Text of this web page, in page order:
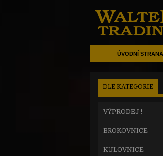
ÚVODNÍ STRANA
DLE KATEGORIE
VÝPRODEJ !
BROKOVNICE
KULOVNICE